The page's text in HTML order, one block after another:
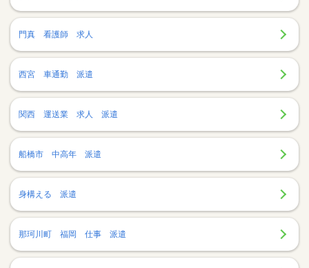
門真 看護師 求人
西宮 車通勤 派遣
関西 運送業 求人 派遣
船橋市 中高年 派遣
身構える 派遣
那珂川町 福岡 仕事 派遣